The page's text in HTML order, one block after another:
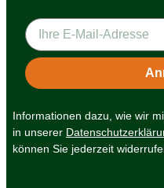
Informationen dazu, wie wir
in unserer
können Sie jederzeit